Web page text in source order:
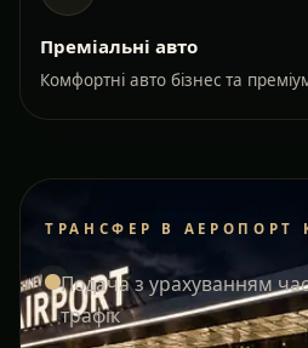
Преміальні авто
Комфортні авто бізнес та
ТРАНСФЕР В АЕРОПОРТ
Подача з урахуванням
трафік